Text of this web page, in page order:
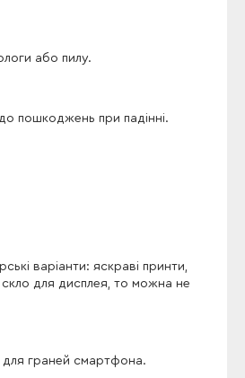
або пилу.
пошкоджень при падінні.
варіанти: яскраві принти,
скло для дисплея, то можна не
граней смартфона.